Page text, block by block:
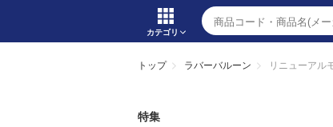
カテゴリ
トップ ラバーバルーン リニューアル
特集